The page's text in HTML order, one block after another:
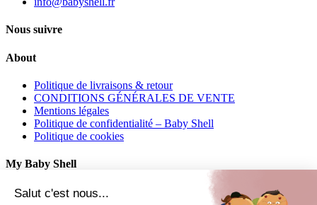
Nous suivre
About
Politique de livraisons & retour
CONDITIONS GÉNÉRALES DE VENTE
Mentions légales
Politique de confidentialité – Baby Shell
Politique de cookies
My Baby Shell
Mon compte
Salut c'est nous...